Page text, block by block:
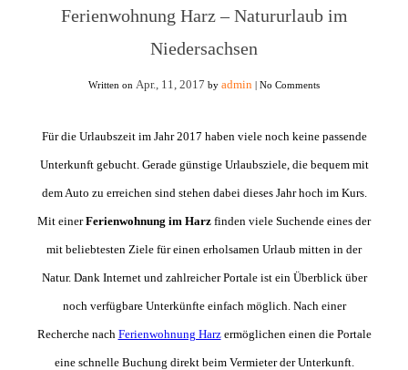
Ferienwohnung Harz – Natururlaub im
Niedersachsen
Written on Apr., 11, 2017 by admin | No Comments
Für die Urlaubszeit im Jahr 2017 haben viele noch keine passende
Unterkunft gebucht. Gerade günstige Urlaubsziele, die bequem mit
dem Auto zu erreichen sind stehen dabei dieses Jahr hoch im Kurs.
Mit einerFerienwohnung im Harz finden viele Suchende eines der
mit beliebtesten Ziele für einen erholsamen Urlaub mitten in der
Natur. Dank Internet und zahlreicher Portale ist ein Überblick über
noch verfügbare Unterkünfte einfach möglich. Nach einer
Recherche nach Ferienwohnung Harzermöglichen einen die Portale
eine schnelle Buchung direkt beim Vermieter der Unterkunft.